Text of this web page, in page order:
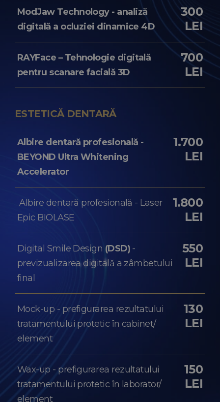
ModJaw Technology - analiză
digitală a ocluziei dinamice 4D
300
LEI
RAYFace – Tehnologie digitală
pentru scanare facială 3D
700
LEI
ESTETICĂ DENTARĂ
Albire dentară profesională -
BEYOND Ultra Whitening
Accelerator
1.700
LEI
Albire dentară profesională - Laser
Epic BIOLASE
1.800
LEI
Digital Smile Design (DSD)-
previzualizarea digitală a zâmbetului
final
550
LEI
Mock-up - prefigurarea rezultatului
tratamentului protetic în cabinet/
element
130
LEI
Wax-up - prefigurarea rezultatului
tratamentului protetic în laborator/
element
150
LEI